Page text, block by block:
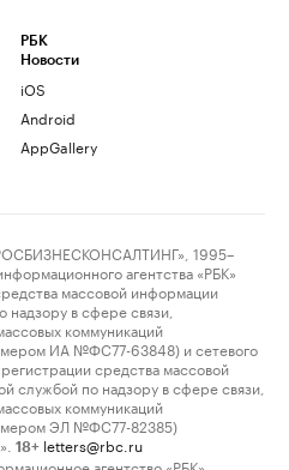
РБК
Новости
iOS
Android
AppGallery
1995–
агентства «РБК»
массовой информации
в сфере связи,
коммуникаций
ИА №ФС77-63848) и сетевого
средства массовой
службой по надзору в сфере связи,
коммуникаций
ЭЛ №ФС77-82385)
18+ letters@rbc.ru